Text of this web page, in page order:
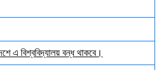
এ বিশ্ববিদ্যালয় বন্ধ থাকবে।